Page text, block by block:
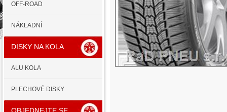
OFF-ROAD
NÁKLADNÍ
DISKY NA KOLA
ALU KOLA
PLECHOVÉ DISKY